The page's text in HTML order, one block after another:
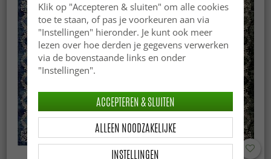
Klik op "Accepteren & sluiten" om alle cookies
toe te staan, of pas je voorkeuren aan via
"Instellingen" hieronder. Je kunt ook meer
lezen over hoe derden je gegevens verwerken
via de bovenstaande links en onder
"Instellingen".
INSTELLINGEN
ALLEEN NOODZAKELIJKE
ACCEPTEREN & SLUITEN